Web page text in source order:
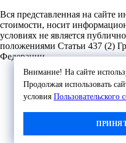
Внимание! На сайте
Продолжая использовать
условия Пользовательского
Вся представленная на сайте
стоимости, носит
условиях не является
положениями Статьи 437 (2)
Федерации.